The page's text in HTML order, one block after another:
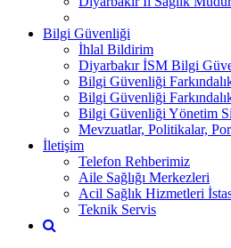
Bilgi Güvenliği
İhlal Bildirim
Diyarbakır İSM Bilgi
Bilgi Güvenliği
Bilgi Güvenliği
Bilgi Güvenliği Yönetim
Mevzuatlar, Politikalar,
İletişim
Telefon Rehberimiz
Aile Sağlığı Merkezleri
Acil Sağlık Hizmetleri
Teknik Servis